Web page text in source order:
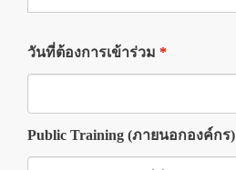
วันที่ต้องการเข้าร่วม *
Public Training (ภายนอกองค์กร)